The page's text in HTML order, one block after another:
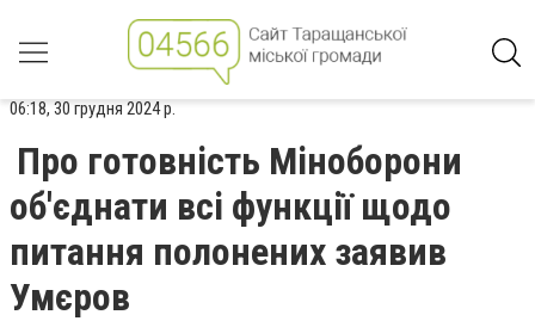
06:18, 30 грудня 2024 р.
Про готовність Міноборони
об'єднати всі функції щодо
питання полонених заявив
Умєров